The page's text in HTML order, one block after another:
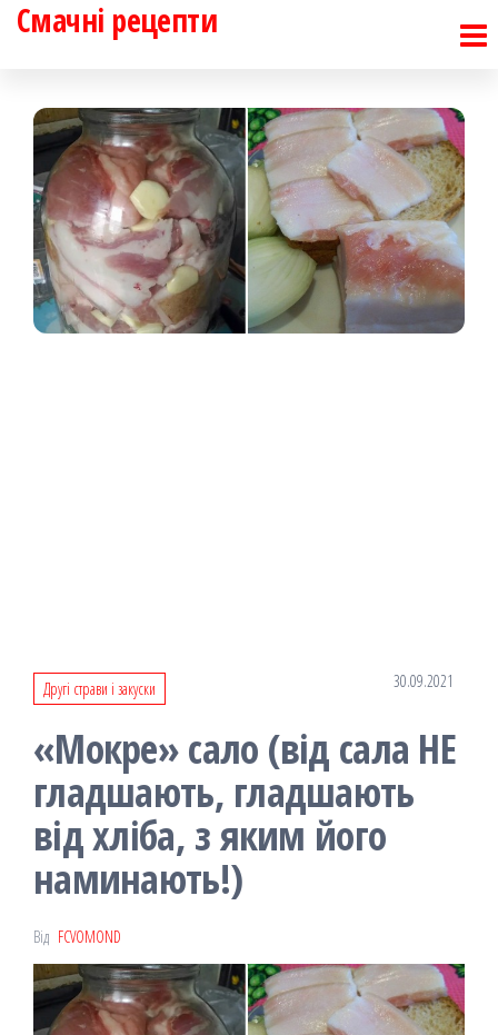
Перейти
Смачні рецепти
Другі страви і закуски 30.09.2021
«Мокре» сало (від сала НЕ
гладшають, гладшають
від хліба, з яким його
наминають!)
Від FCVOMOND